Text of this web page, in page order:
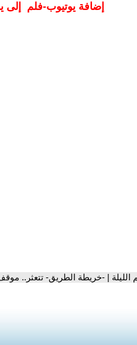
إضافة يوتيوب-فلم إلى
الليلة | -خريطة الطريق- تتعثر..